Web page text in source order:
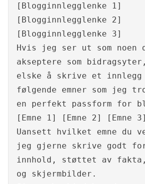
[Blogginnlegglenke 1]
[Blogginnlegglenke 2]
[Blogginnlegglenke 3]
Hvis jeg ser ut som noen
akseptere som
elske å skrive et innlegg
følgende emner som jeg
en perfekt passform for
[Emne 1] [Emne 2] [Emne 3]
Uansett hvilket emne du
jeg gjerne skrive godt
innhold, støttet av
og skjermbilder.